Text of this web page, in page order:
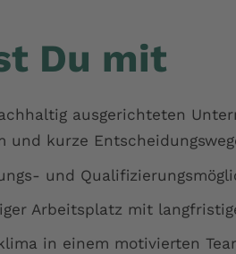
Du mit
ausgerichteten
und kurze
und
Arbeitsplatz mit
in einem motivierten